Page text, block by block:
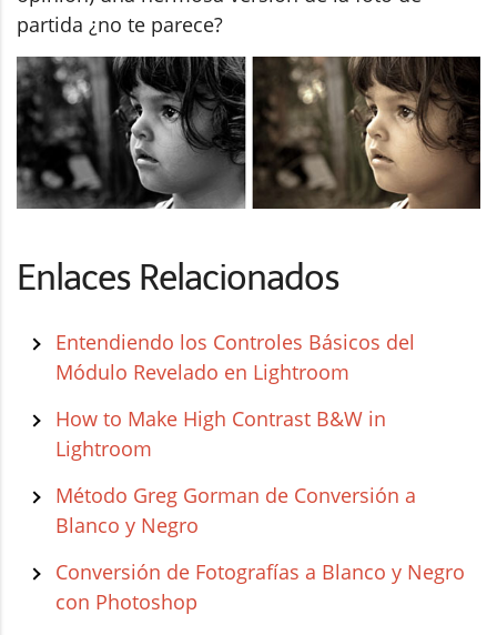
partida ¿no te parece?
Enlaces Relacionados
Entendiendo los Controles Básicos del
Módulo Revelado en Lightroom
How to Make High Contrast B&W in
Lightroom
Método Greg Gorman de Conversión a
Blanco y Negro
Conversión de Fotografías a Blanco y Negro
con Photoshop